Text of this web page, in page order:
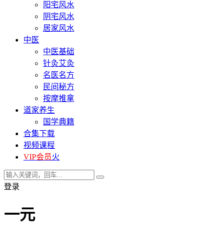
阳宅风水
阴宅风水
居家风水
中医
中医基础
针灸艾灸
名医名方
民间秘方
按摩推拿
道家养生
国学典籍
合集下载
视频课程
VIP会员火
登录
一元